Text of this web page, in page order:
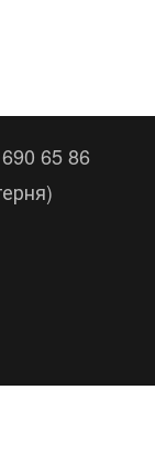
65 86